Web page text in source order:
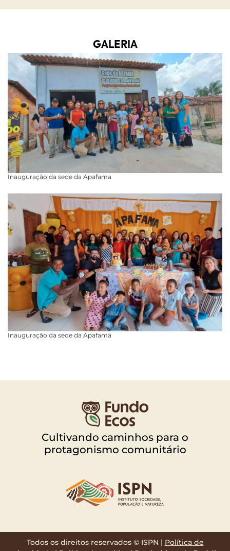
GALERIA
Inauguração da sede da Apafama
Inauguração da sede da Apafama
Cultivando caminhos para o
protagonismo comunitário
Todos os direitos reservados © ISPN | Política de